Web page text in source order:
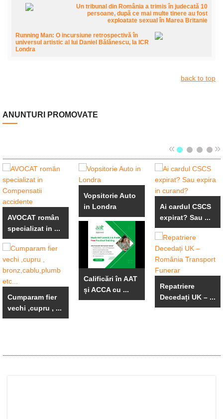
Un tribunal din România a trimis în judecată 10
persoane, după ce mai multe tinere au fost
exploatate sexual în Marea Britanie
Running Man: O incursiune retrospectivă în
universul artistic al lui Daniel Bălănescu, la ICR
Londra
back to top
ANUNTURI PROMOVATE
« »
AVOCAT român
specializat in ...
Cumparam fier
vechi ,cupru , ...
Vopsitorie Auto
in Londra
Calificări în AAT
și ACCA cu ...
Ai cardul CSCS
expirat? Sau ...
Repatriere
Decedați UK – ...